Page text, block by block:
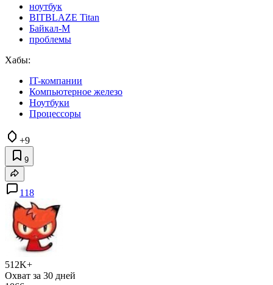
ноутбук
BITBLAZE Titan
Байкал-М
проблемы
Хабы:
IT-компании
Компьютерное железо
Ноутбуки
Процессоры
+9
9
118
512K+
Охват за 30 дней